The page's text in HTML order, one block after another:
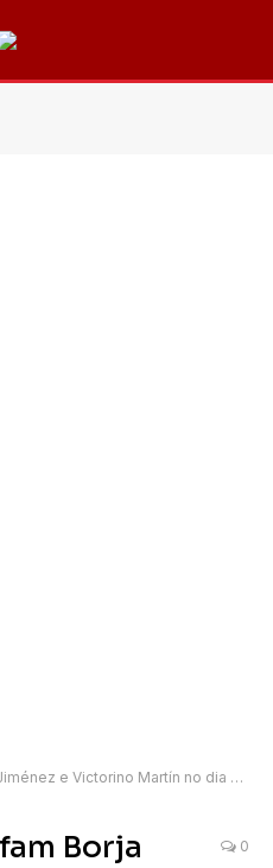
no dia de Homenagem póstuma ao malogrado Victorino Martín
Borja
0